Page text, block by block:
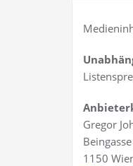
Gre­gor
1150